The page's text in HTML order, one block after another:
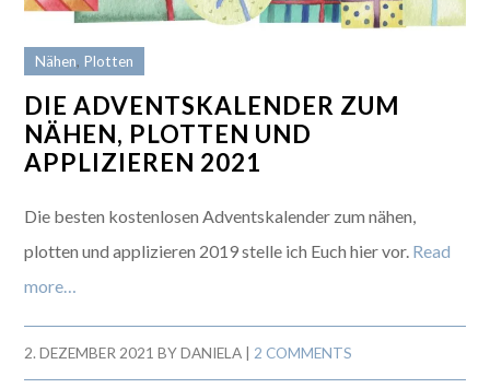
Nähen, Plotten
DIE ADVENTSKALENDER ZUM
NÄHEN, PLOTTEN UND
APPLIZIEREN 2021
Die besten kostenlosen Adventskalender zum nähen,
plotten und applizieren 2019 stelle ich Euch hier vor. Read
more…
2. DEZEMBER 2021 BYDANIELA 2 COMMENTS